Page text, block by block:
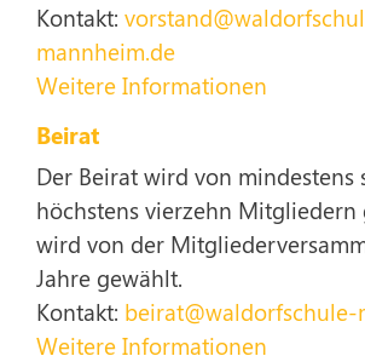
Kontakt:
mannheim.de
Weitere Informationen
Beirat
Der Beirat wird von mindestens
höchstens vierzehn Mitgliedern
wird von der
Jahre gewählt.
Kontakt:
Weitere Informationen